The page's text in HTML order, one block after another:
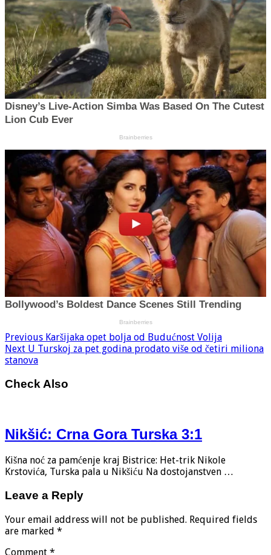
Previous Karšijaka opet bolja od Budućnost Volija
Next U Turskoj za pet godina prodato više od četiri miliona
stanova
Check Also
Nikšić: Crna Gora Turska 3:1
Kišna noć za pamćenje kraj Bistrice: Het-trik Nikole
Krstovića, Turska pala u Nikšiću Na dostojanstven …
Leave a Reply
Your email address will not be published. Required fields
are marked *
Comment *